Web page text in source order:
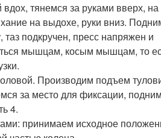
тянемся за руками вверх,
на выдохе, руки вниз.
подкручен, пресс напряжен и
мышцам, косым мышцам, то
Производим подъем
за место для фиксации,
4.
принимаем исходное